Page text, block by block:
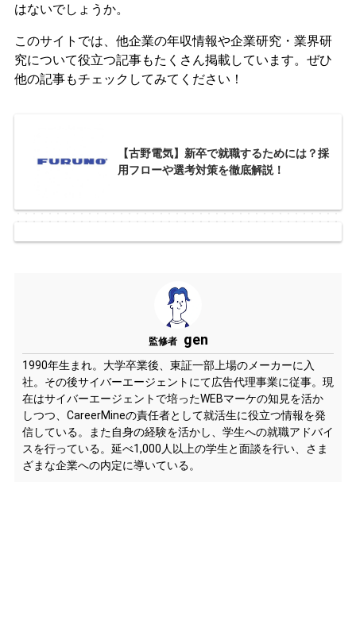
はないでしょうか。
このサイトでは、他企業の年収情報や企業研究・業界研
究について役立つ記事もたくさん掲載しています。ぜひ
他の記事もチェックしてみてください！
【古野電気】新卒で就職するためには？採
用フローや選考対策を徹底解説！
監修者 gen
1990年生まれ。大学卒業後、東証一部上場のメーカーに入
社。その後サイバーエージェントにて広告代理事業に従事。現
在はサイバーエージェントで培ったWEBマーケの知見を活か
しつつ、CareerMineの責任者として就活生に役立つ情報を発
信している。また自身の経験を活かし、学生への就職アドバイ
スを行っている。延べ1,000人以上の学生と面談を行い、さま
ざまな企業への内定に導いている。